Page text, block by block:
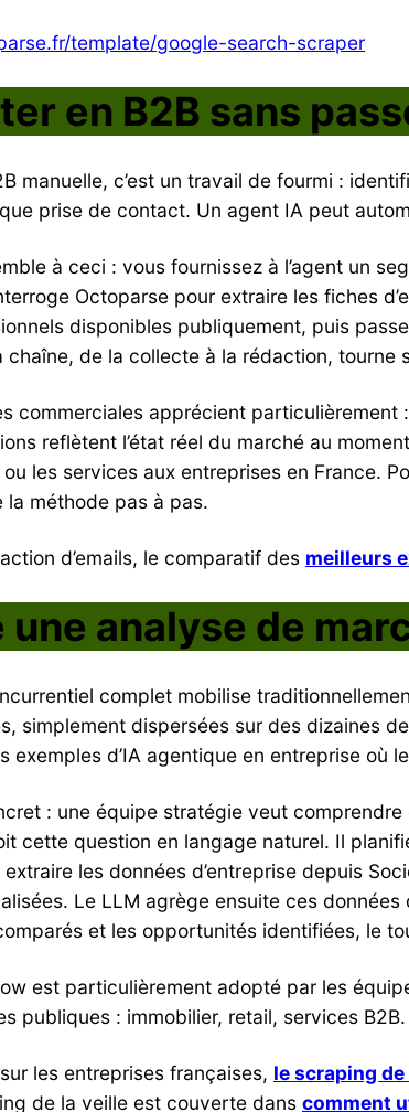
template/google-search-scraper
en B2B sans
manuelle, c’est un travail de fourmi :
prise de contact. Un agent IA peut
à ceci : vous fournissez à l’agent un
Octoparse pour extraire les fiches
disponibles publiquement, puis
chaîne, de la collecte à la rédaction, tourne
commerciales apprécient
reflètent l’état réel du marché au
les services aux entreprises en France.
la méthode pas à pas.
d’emails, le comparatif des meilleurs
une analyse de
complet mobilise
simplement dispersées sur des dizaines
exemples d’IA agentique en entreprise
: une équipe stratégie veut
cette question en langage naturel. Il
les données d’entreprise depuis
Le LLM agrège ensuite ces
et les opportunités identifiées, le
est particulièrement adopté par les
publiques : immobilier, retail, services B2B.
les entreprises françaises, le scraping
de la veille est couverte dans comment